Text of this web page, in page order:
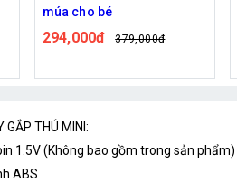
Chó Thông Minh
207,000đ 248,000đ
GẮP THÚ MINI:
1.5V (Không bao gồm trong sản phẩm)
ABS